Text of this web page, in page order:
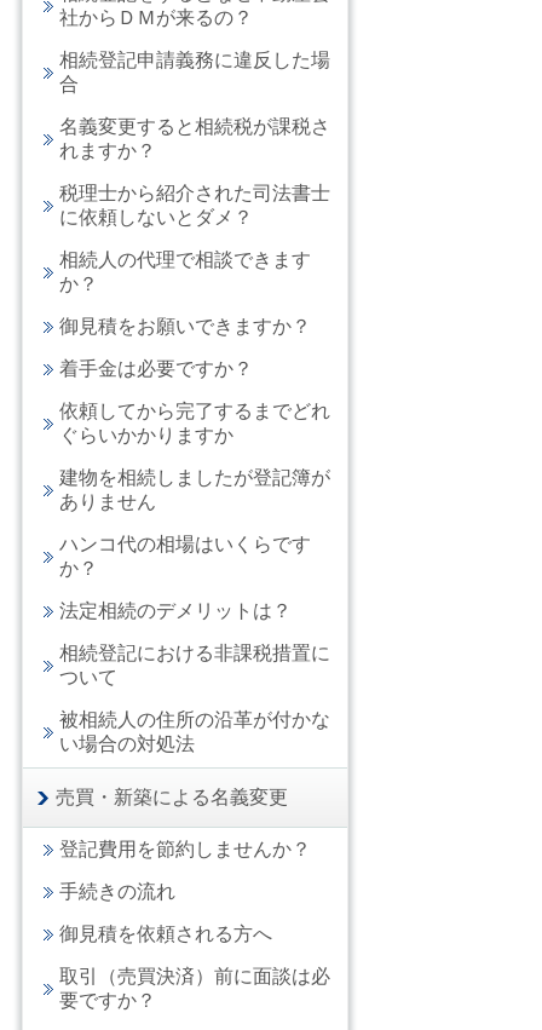
社からＤＭが来るの？
相続登記申請義務に違反した場
合
名義変更すると相続税が課税さ
れますか？
税理士から紹介された司法書士
に依頼しないとダメ？
相続人の代理で相談できます
か？
御見積をお願いできますか？
着手金は必要ですか？
依頼してから完了するまでどれ
ぐらいかかりますか
建物を相続しましたが登記簿が
ありません
ハンコ代の相場はいくらです
か？
法定相続のデメリットは？
相続登記における非課税措置に
ついて
被相続人の住所の沿革が付かな
い場合の対処法
売買・新築による名義変更
登記費用を節約しませんか？
手続きの流れ
御見積を依頼される方へ
取引（売買決済）前に面談は必
要ですか？